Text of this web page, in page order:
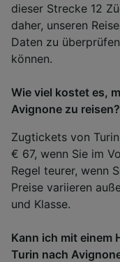
dieser Strecke 12
daher, unseren
Daten zu
können.
Wie viel kostet es,
Avignone zu reisen?
Zugtickets von
€ 67, wenn Sie im
Regel teurer, wenn
Preise variieren
und Klasse.
Kann ich mit einem
Turin nach